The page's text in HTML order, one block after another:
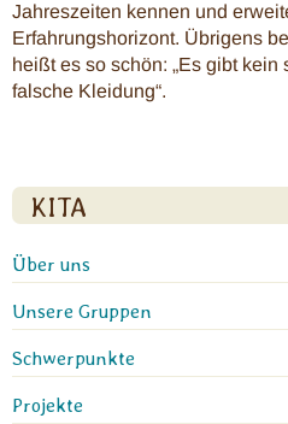
Jahreszeiten kennen und
Erfahrungshorizont. Übrigens
heißt es so schön: „Es gibt kein
falsche Kleidung“.
KITA
Über uns
Unsere Gruppen
Schwerpunkte
Projekte